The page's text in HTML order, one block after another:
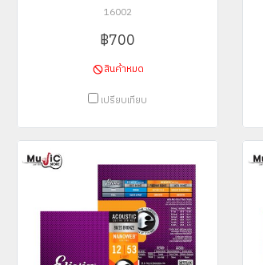
16002
฿700
สินค้าหมด
เปรียบเทียบ